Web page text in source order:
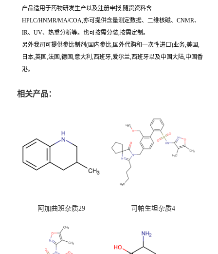
产品适用于药物研发生产以及注册申报,随货资料含
HPLC/HNMR/MA/COA,亦可提供含量测定数据、二维核磁、CNMR、
IR、UV、热重分析等。也可按需分装,按需定制。
另外我司可提供参比制剂(国内参比,国外代购和一次性进口)业务,美国,
日本,英国,法国,德国,意大利,西班牙,爱尔兰,西班牙以及中国大陆,中国香
港。
相关产品：
阿加曲班杂质29 司帕生坦杂质4